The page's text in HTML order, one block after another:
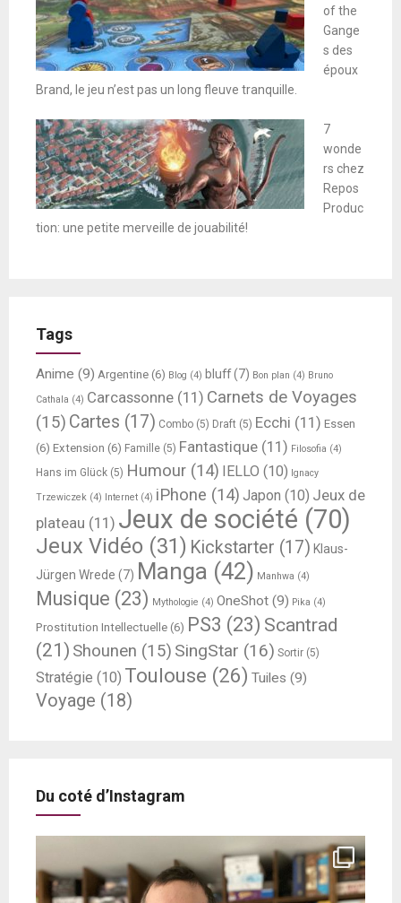
of the
Gange
s des
époux
Brand, le jeu n’est pas un long fleuve tranquille.
7
wonde
rs chez
Repos
Produc
tion: une petite merveille de jouabilité!
Tags
Anime (9) Argentine (6) Blog (4) bluff(7) Bon plan (4) Bruno
Cathala (4) Carcassonne (11) Carnets de Voyages
(15) Cartes (17) Combo (5) Draft (5) Ecchi (11) Essen
(6) Extension (6) Famille (5) Fantastique (11) Filosofia (4)
Hans im Glück (5) Humour (14) IELLO (10) Ignacy
Trzewiczek (4) Internet (4) iPhone (14) Japon (10) Jeux de
plateau (11) Jeux de société (70)
Jeux Vidéo (31) Kickstarter (17) Klaus-
Jürgen Wrede (7) Manga (42) Manhwa (4)
Musique (23) Mythologie (4) OneShot (9) Pika (4)
Prostitution Intellectuelle (6) PS3 (23) Scantrad
(21) Shounen (15) SingStar (16) Sortir (5)
Stratégie (10) Toulouse (26) Tuiles (9)
Voyage (18)
Du coté d’Instagram